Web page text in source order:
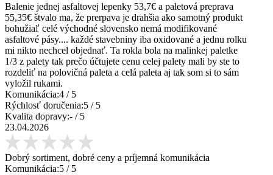
Balenie jednej asfaltovej lepenky 53,7€ a paletová preprava
55,35€ štvalo ma, že prerpava je drahšia ako samotný produkt
bohužiaľ celé východné slovensko nemá modifikované
asfaltové pásy.... každé stavebniny iba oxidované a jednu rolku
mi nikto nechcel objednať. Ta rokla bola na malinkej paletke
1/3 z palety tak prečo účtujete cenu celej palety mali by ste to
rozdeliť na polovičná paleta a celá paleta aj tak som si to sám
vyložil rukami.
Komunikácia:4 / 5
Rýchlosť doručenia:5 / 5
Kvalita dopravy:- / 5
23.04.2026
Dobrý sortiment, dobré ceny a príjemná komunikácia
Komunikácia:5 / 5